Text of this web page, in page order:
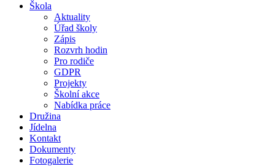
Škola
Aktuality
Úřad školy
Zápis
Rozvrh hodin
Pro rodiče
GDPR
Projekty
Školní akce
Nabídka práce
Družina
Jídelna
Kontakt
Dokumenty
Fotogalerie